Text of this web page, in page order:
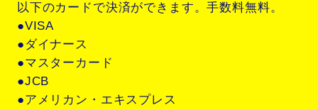
以下のカードで決済ができます。手数料無料。
●VISA
●ダイナース
●マスターカード
●JCB
●アメリカン・エキスプレス